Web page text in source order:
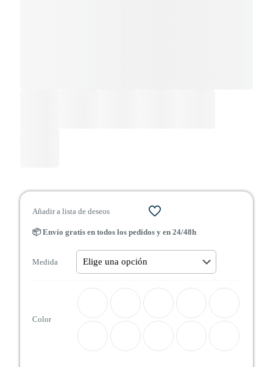
Añadir a lista de deseos
📦 Envío gratis en todos los pedidos y en 24/48h
Medida
Color